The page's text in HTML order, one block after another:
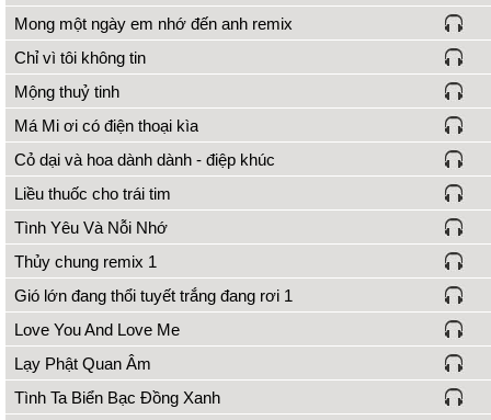
Mong một ngày em nhớ đến anh remix
Chỉ vì tôi không tin
Mộng thuỷ tinh
Má Mi ơi có điện thoại kìa
Cỏ dại và hoa dành dành - điệp khúc
Liều thuốc cho trái tim
Tình Yêu Và Nỗi Nhớ
Thủy chung remix 1
Gió lớn đang thổi tuyết trắng đang rơi 1
Love You And Love Me
Lạy Phật Quan Âm
Tình Ta Biển Bạc Đồng Xanh